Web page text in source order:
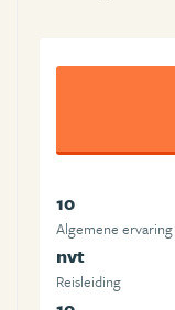
10
Algemene ervaring
nvt
Reisleiding